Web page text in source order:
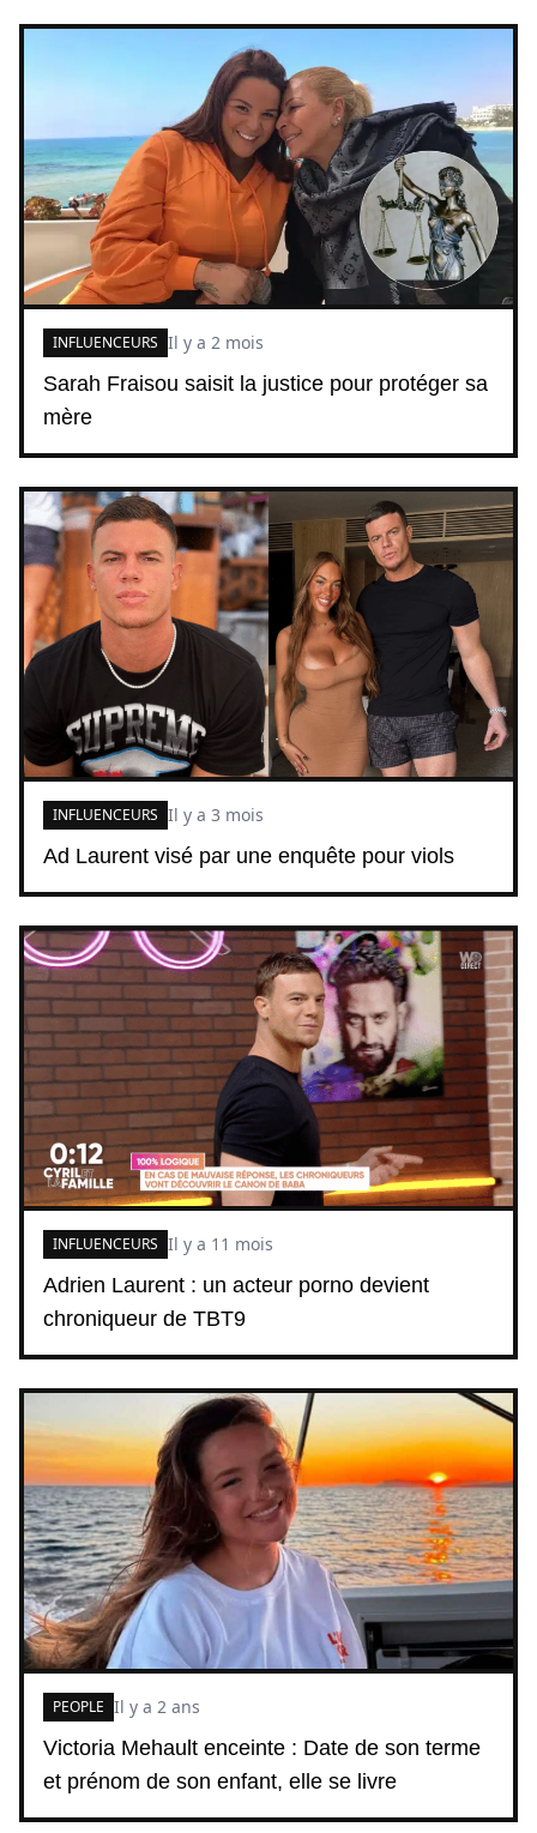
Sarah Fraisou saisit la justice pour protéger sa
mère
INFLUENCEURS Il y a 2 mois
Ad Laurent visé par une enquête pour viols
INFLUENCEURS Il y a 3 mois
Adrien Laurent : un acteur porno devient
chroniqueur de TBT9
INFLUENCEURS Il y a 11 mois
Victoria Mehault enceinte : Date de son terme
et prénom de son enfant, elle se livre
PEOPLE Il y a 2 ans